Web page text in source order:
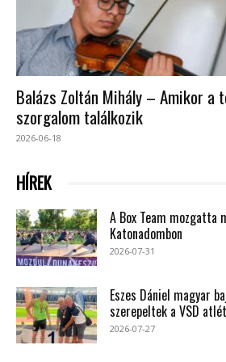
Balázs Zoltán Mihály – Amikor a
szorgalom találkozik
2026-06-18
HÍREK
A Box Team mozgatta
Katonadombon
2026-07-31
Eszes Dániel magyar
szerepeltek a VSD
2026-07-27